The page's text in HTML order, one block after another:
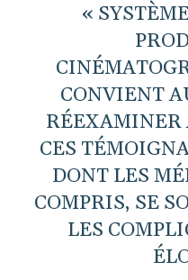
«
CONVIENT
RÉEXAMINER
CES
DONT LES
COMPRIS, SE
LES